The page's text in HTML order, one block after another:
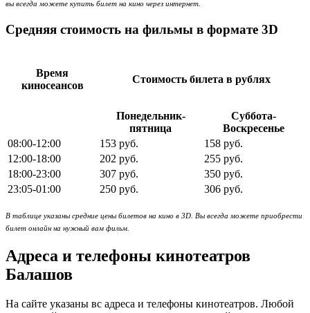
вы всегда можете купить билет на кино через интернет.
Средняя стоимость на фильмы в формате 3D
Время
киносеансов
Стоимость билета в рублях
Понедельник-
пятница
Суббота-
Воскресенье
08:00-12:00
153 руб.
158 руб.
12:00-18:00
202 руб.
255 руб.
18:00-23:00
307 руб.
350 руб.
23:05-01:00
250 руб. 306 руб.
В таблице указаны средние цены билетов на кино в 3D. Вы всегда можете приобрести
билет онлайн на нужный вам фильм.
Адреса и телефоны кинотеатров
Балашов
На сайте указаны вс адреса и телефоны кинотеатров. Любой